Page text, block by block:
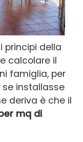
principi della
calcolare il
famiglia, per
installasse
deriva è che il
mq di